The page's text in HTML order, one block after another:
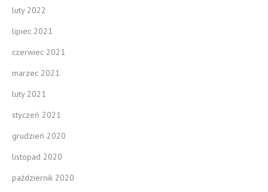
luty 2022
lipiec 2021
czerwiec 2021
marzec 2021
luty 2021
styczeń 2021
grudzień 2020
listopad 2020
październik 2020